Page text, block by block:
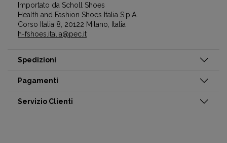
Importato da Scholl Shoes
Health and Fashion Shoes Italia S.p.A.
Corso Italia 8, 20122 Milano, Italia
h-fshoes.italia@pec.it
Spedizioni
Pagamenti
Servizio Clienti